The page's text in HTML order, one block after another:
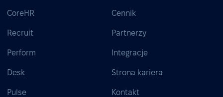
CoreHR
Recruit
Perform
Desk
Pulse
Cennik
Partnerzy
Integracje
Strona kariera
Kontakt